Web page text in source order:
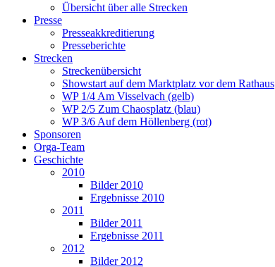
Übersicht über alle Strecken
Presse
Presseakkreditierung
Presseberichte
Strecken
Streckenübersicht
Showstart auf dem Marktplatz vor dem Rathaus
WP 1/4 Am Visselvach (gelb)
WP 2/5 Zum Chaosplatz (blau)
WP 3/6 Auf dem Höllenberg (rot)
Sponsoren
Orga-Team
Geschichte
2010
Bilder 2010
Ergebnisse 2010
2011
Bilder 2011
Ergebnisse 2011
2012
Bilder 2012